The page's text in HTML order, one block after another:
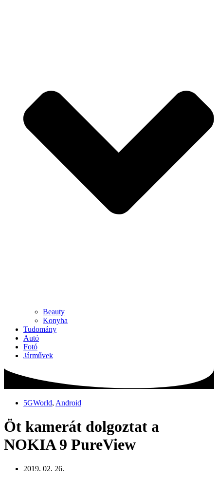
Beauty
Konyha
Tudomány
Autó
Fotó
Járművek
5GWorld, Android
Öt kamerát dolgoztat a
NOKIA 9 PureView
2019. 02. 26.